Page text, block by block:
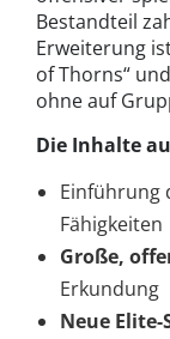
Bestandteil
Erweiterung
of Thorns“
ohne auf
Die Inhalte
Einführung
Fähigkeiten
Große,
Erkundung
Neue